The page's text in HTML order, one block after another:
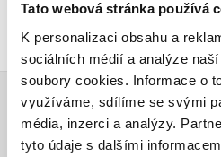
Tato webová stránka používá
K personalizaci obsahu a
sociálních médií a analýze
soubory cookies. Informace o
využíváme, sdílíme se svými
média, inzerci a analýzy.
tyto údaje s dalšími
Přihlásit
AUTOR